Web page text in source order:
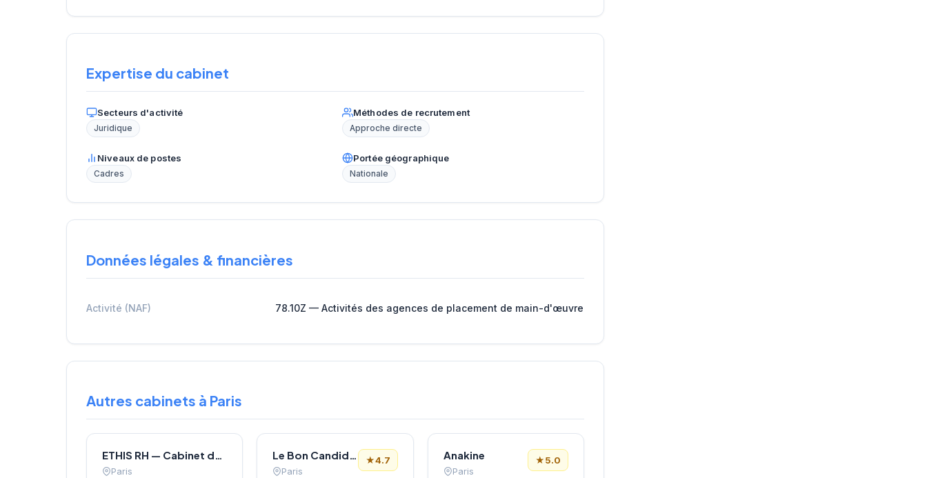
Expertise du cabinet
Secteurs d'activité
Juridique
Méthodes de recrutement
Approche directe
Niveaux de postes
Cadres
Portée géographique
Nationale
Données légales & financières
Activité (NAF) 78.10Z — Activités des agences de placement de main-d'œuvre
Autres cabinets à Paris
ETHIS RH — Cabinet de recrutement à Paris
Paris
Le Bon Candidat
Paris
★4.7 Anakine
Paris
★5.0